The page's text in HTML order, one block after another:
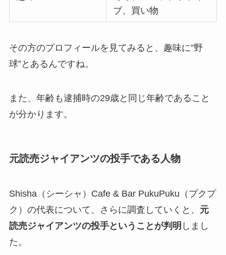
ブ、買い物
その方のプロフィールを見てみると、趣味に”野
球”とあるんですね。
また、年齢も逮捕時の29歳と同じ年齢であること
が分かります。
元読売ジャイアンツの投手である人物
Shisha（シーシャ）Cafe & Bar PukuPuku（プクプ
ク）の代表について、さらに調査していくと、 元
読売ジャイアンツの投手ということが判明 しまし
た。